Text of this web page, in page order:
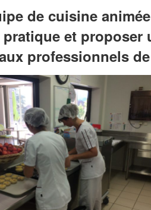
de cuisine
pratique et
professionnels